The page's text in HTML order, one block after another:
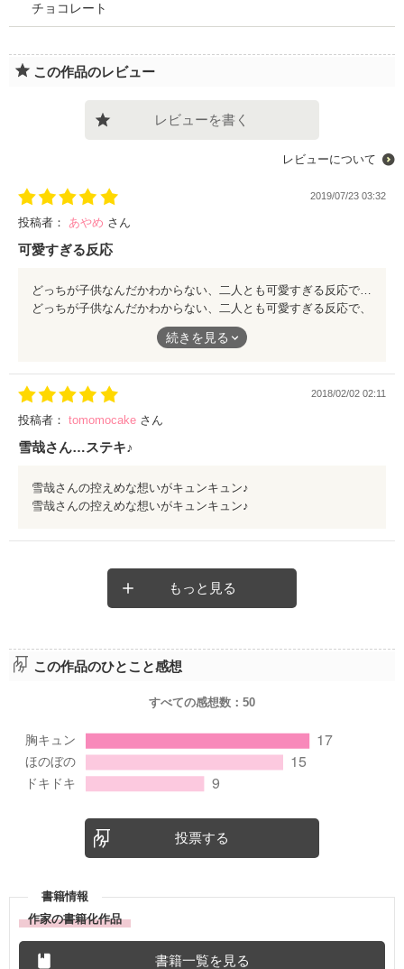
チョコレート
この作品のレビュー
レビューを書く
レビューについて
2019/07/23 03:32
投稿者： あやめ さん
可愛すぎる反応
どっちが子供なんだかわからない、二人とも可愛すぎる反応で、思わず笑ってしまうよ。 こういう番外編は大好きだ‼️
どっちが子供なんだかわからない、二人とも可愛すぎる反応で、
こういう番外編は大好きだ‼️続きを見る
2018/02/02 02:11
投稿者： tomomocake さん
雪哉さん…ステキ♪
雪哉さんの控えめな想いがキュンキュン♪
雪哉さんの控えめな想いがキュンキュン♪
もっと見る
この作品のひとこと感想
すべての感想数： 50
投票する
書籍情報
作家の書籍化作品
書籍一覧を見る